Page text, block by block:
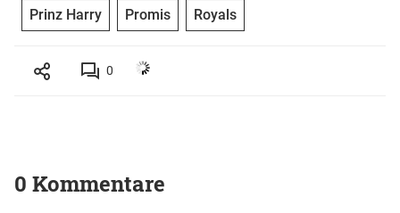
Prinz Harry Promis Royals
0
0 Kommentare